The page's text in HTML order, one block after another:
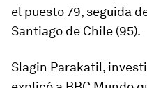
el puesto 79, seguida
Santiago de Chile (95).
Slagin Parakatil,